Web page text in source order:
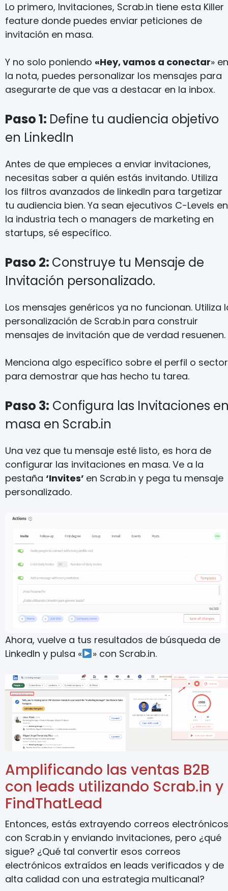
Lo primero, Invitaciones, Scrab.in tiene esta Killer
feature donde puedes enviar peticiones de
invitación en masa.
Y no solo poniendo «Hey, vamos a conectar» en
la nota, puedes personalizar los mensajes para
asegurarte de que vas a destacar en la inbox.
Paso 1: Define tu audiencia objetivo
en LinkedIn
Antes de que empieces a enviar invitaciones,
necesitas saber a quién estás invitando. Utiliza
los filtros avanzados de linkedIn para targetizar
tu audiencia bien. Ya sean ejecutivos C-Levels en
la industria tech o managers de marketing en
startups, sé específico.
Paso 2: Construye tu Mensaje de
Invitación personalizado.
Los mensajes genéricos ya no funcionan. Utiliza
personalización de Scrab.in para construir
mensajes de invitación que de verdad resuenen.
Menciona algo específico sobre el perfil o sector
para demostrar que has hecho tu tarea.
Paso 3: Configura las Invitaciones
masa en Scrab.in
Una vez que tu mensaje esté listo, es hora de
configurar las invitaciones en masa. Ve a la
pestaña ‘Invites’ en Scrab.in y pega tu mensaje
personalizado.
Ahora, vuelve a tus resultados de búsqueda de
LinkedIn y pulsa «
» con Scrab.in.
Amplificando las ventas B2B
con leads utilizando Scrab.in y
FindThatLead
Entonces, estás extrayendo correos electrónicos
con Scrab.in y enviando invitaciones, pero ¿qué
sigue? ¿Qué tal convertir esos correos
electrónicos extraídos en leads verificados y de
alta calidad con una estrategia multicanal?